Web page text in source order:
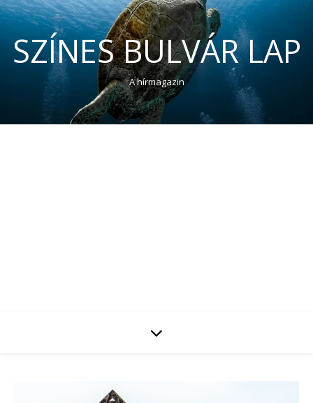
SZÍNES BULVÁR LAP
A hírmagazin